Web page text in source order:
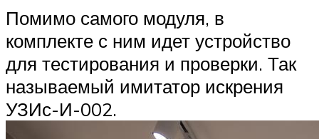
Помимо самого модуля, в
комплекте с ним идет устройство
для тестирования и проверки. Так
называемый имитатор искрения
УЗИс-И-002.